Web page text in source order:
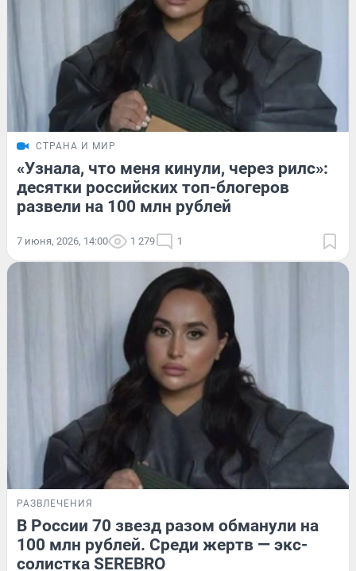
СТРАНА И МИР
«Узнала, что меня кинули, через рилс»:
десятки российских топ-блогеров
развели на 100 млн рублей
7 июня, 2026, 14:00 1 279 1
РАЗВЛЕЧЕНИЯ
В России 70 звезд разом обманули на
100 млн рублей. Среди жертв — экс-
солистка SEREBRO